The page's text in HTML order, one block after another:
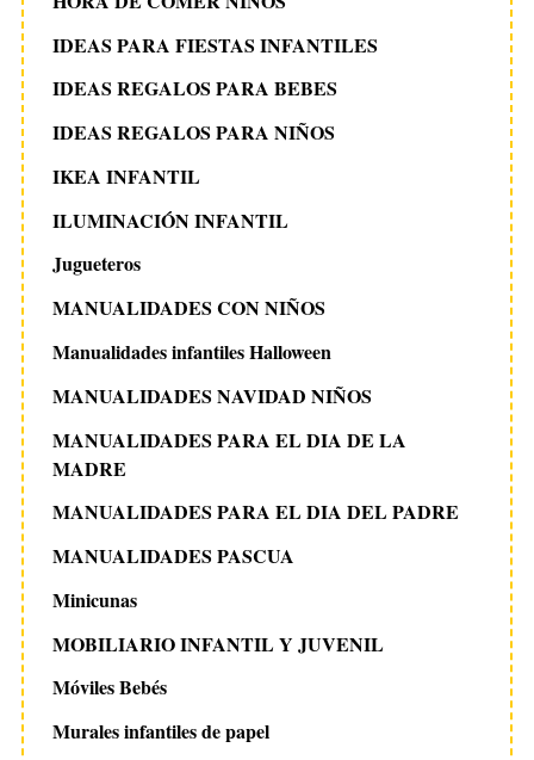
IDEAS PARA FIESTAS INFANTILES
IDEAS REGALOS PARA BEBES
IDEAS REGALOS PARA NIÑOS
IKEA INFANTIL
ILUMINACIÓN INFANTIL
Jugueteros
MANUALIDADES CON NIÑOS
Manualidades infantiles Halloween
MANUALIDADES NAVIDAD NIÑOS
MANUALIDADES PARA EL DIA DE LA
MADRE
MANUALIDADES PARA EL DIA DEL PADRE
MANUALIDADES PASCUA
Minicunas
MOBILIARIO INFANTIL Y JUVENIL
Móviles Bebés
Murales infantiles de papel